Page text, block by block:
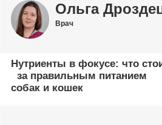
Ольга
Врач
Нутриенты в фокусе: что
за правильным питанием
собак и кошек